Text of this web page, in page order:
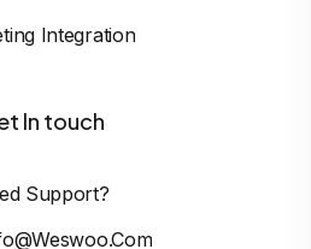
Integration
In touch
Support?